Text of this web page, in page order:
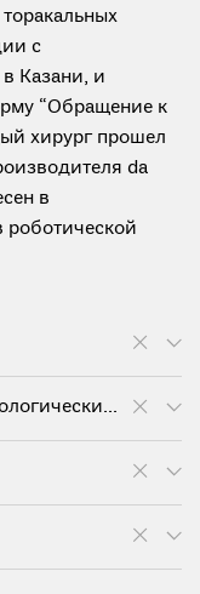
с
Казани, и
“Обращение к
хирург прошел
da
в
Республиканский клинический онкологический диспансер им. проф. М.З. Сигала